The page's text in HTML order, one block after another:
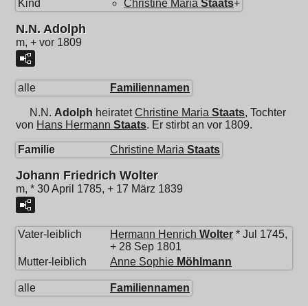
Kind Christine Maria Staats+
N.N. Adolph
m, + vor 1809
alle Familiennamen
N.N. Adolph heiratetChristine Maria Staats, Tochter
von Hans Hermann Staats. Er stirbt an vor 1809.
Familie Christine Maria Staats
Johann Friedrich Wolter
m, * 30 April 1785, + 17 März 1839
Vater-leiblich Hermann Henrich Wolter * Jul 1745,
+ 28 Sep 1801
Mutter-leiblich
Anne Sophie Möhlmann
alle Familiennamen